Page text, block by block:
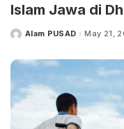
Islam Jawa di
PostedAlam PUSAD May 21,